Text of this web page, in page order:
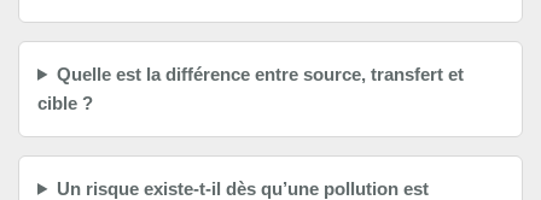
Quelle est la différence entre source, transfert et
cible ?
Un risque existe-t-il dès qu’une pollution est